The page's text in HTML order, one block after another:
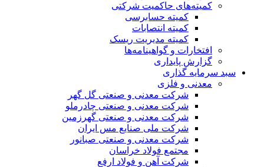
کمیته‌های حاکمیت شرکتی
کمیته حسابرسی
کمیته انتصابات
کمیته مدیریت ریسک
افتخارات و گواهینامه‌ها
گزارش پایداری
سبد سرمایه گذاری
معدنی و فلزی
شرکت معدنی و صنعتی گل گهر
شرکت معدنی و صنعتی چادرملو
شرکت معدنی و صنعتی گهرزمین
شرکت ملی صنایع مس ایران
شرکت معدنی و صنعتی صبانور
مجتمع فولاد خراسان
شرکت آهن و فولاد ارفع